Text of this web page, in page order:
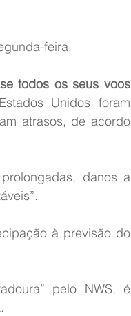
feira.
todos os seus voos
Unidos foram
atrasos, de acordo
danos a
à previsão do
pelo NWS, é